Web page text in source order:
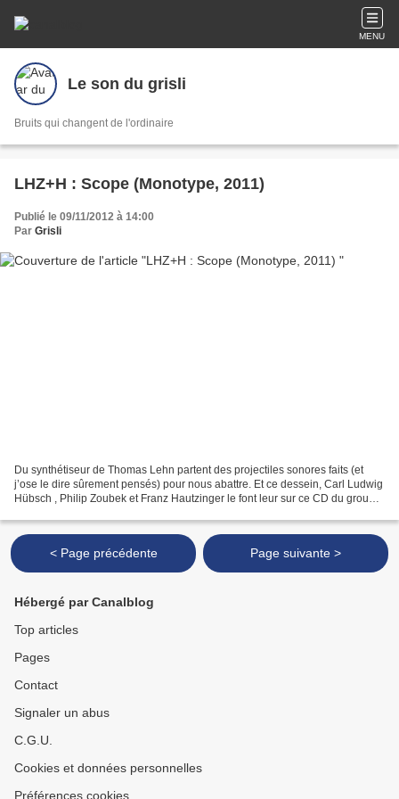
MENU
Le son du grisli
Bruits qui changent de l'ordinaire
LHZ+H : Scope (Monotype, 2011)
Publié le 09/11/2012 à 14:00
Par Grisli
Du synthétiseur de Thomas Lehn partent des projectiles sonores faits (et
j’ose le dire sûrement pensés) pour nous abattre. Et ce dessein, Carl Ludwig
Hübsch , Philip Zoubek et Franz Hautzinger le font leur sur ce CD du groupe-
< Page précédente Page suivante >
Hébergé par Canalblog
Top articles
Pages
Contact
Signaler un abus
C.G.U.
Cookies et données personnelles
Préférences cookies